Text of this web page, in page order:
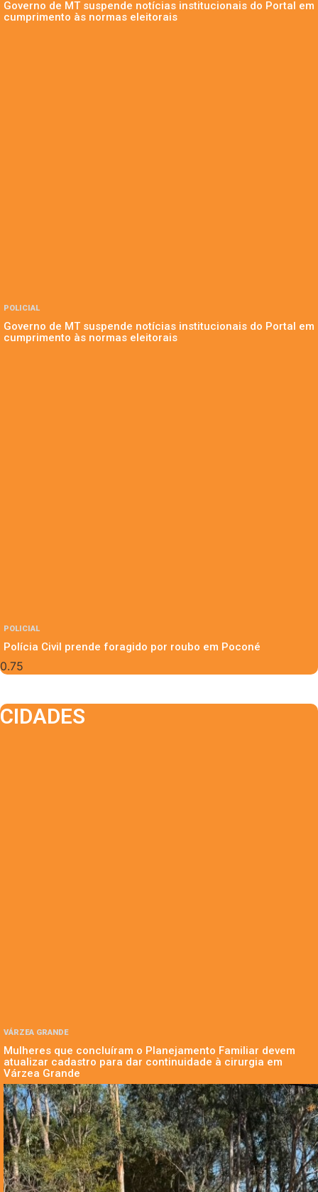
Governo de MT suspende notícias institucionais do Portal em
cumprimento às normas eleitorais
POLICIAL
Governo de MT suspende notícias institucionais do Portal em
cumprimento às normas eleitorais
POLICIAL
Polícia Civil prende foragido por roubo em Poconé
CIDADES
VÁRZEA GRANDE
Mulheres que concluíram o Planejamento Familiar devem
atualizar cadastro para dar continuidade à cirurgia em
Várzea Grande